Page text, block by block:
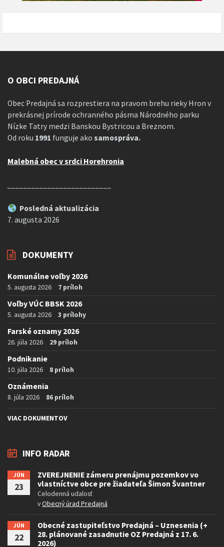
O OBCI PREDAJNÁ
Obec Predajná sa rozprestiera na pravom brehu rieky Hron v
prekrásnej prírode ochranného pásma Národného parku
Nízke Tatry medzi Banskou Bystricou a Breznom.
Od roku 1991 funguje ako samospráva.
Malebná obec v srdci Horehronia
Posledná aktualizácia
7. augusta 2026
DOKUMENTY
Komunálne voľby 2026
5. augusta 2026 7 príloh
Voľby VÚC BBSK 2026
5. augusta 2026 3 prílohy
Farské oznamy 2026
26. júla 2026 29 príloh
Podnikanie
10. júla 2026 8 príloh
Oznámenia
8. júla 2026 86 príloh
VIAC DOKUMENTOV
INFO RADAR
JÚN
23
ZVEREJNENIE zámeru prenájmu pozemkov vo
vlastníctve obce pre žiadateľa Šimon Švantner
Celodenná udalosť
vObecný úrad Predajná
JÚN
22
Obecné zastupiteľstvo Predajná – Uznesenia (+
28. plánované zasadnutie OZ Predajná z 17. 6.
2026)